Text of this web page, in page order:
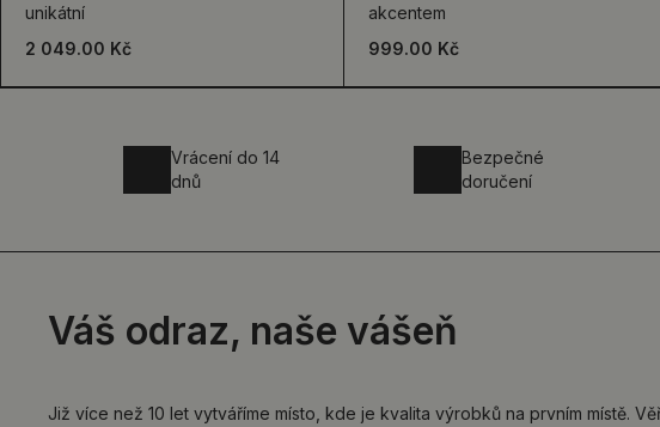
unikátní
2 049.00 Kč
akcentem
999.00 Kč
Vrácení do 14
dnů
Bezpečné
doručení
Váš odraz, naše vášeň
Již více než 10 let vytváříme místo, kde je kvalita výrobků na prvním místě.